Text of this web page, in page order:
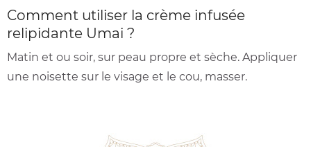
Comment utiliser la crème infusée
relipidante Umai ?
Matin et ou soir, sur peau propre et sèche. Appliquer
une noisette sur le visage et le cou, masser.